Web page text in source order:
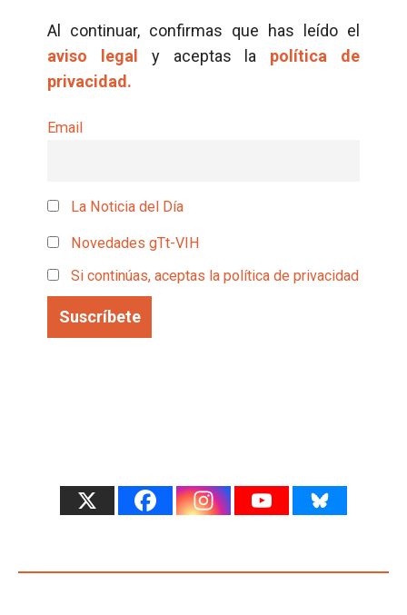
Al continuar, confirmas que has leído el
aviso legal
y aceptas la política de
privacidad.
Email
La Noticia del Día
Novedades gTt-VIH
Si continúas, aceptas la política de privacidad